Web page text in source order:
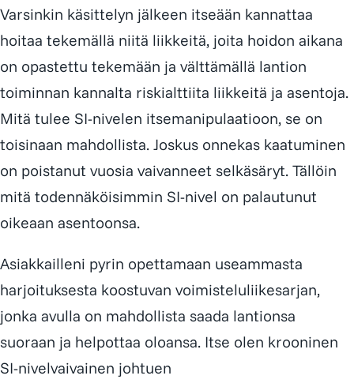
Varsinkin käsittelyn jälkeen itseään kannattaa
hoitaa tekemällä niitä liikkeitä, joita hoidon aikana
on opastettu tekemään ja välttämällä lantion
toiminnan kannalta riskialttiita liikkeitä ja asentoja.
Mitä tulee SI-nivelen itsemanipulaatioon, se on
toisinaan mahdollista. Joskus onnekas kaatuminen
on poistanut vuosia vaivanneet selkäsäryt. Tällöin
mitä todennäköisimmin SI-nivel on palautunut
oikeaan asentoonsa.
Asiakkailleni pyrin opettamaan useammasta
harjoituksesta koostuvan voimisteluliikesarjan,
jonka avulla on mahdollista saada lantionsa
suoraan ja helpottaa oloansa. Itse olen krooninen
SI-nivelvaivainen johtuen